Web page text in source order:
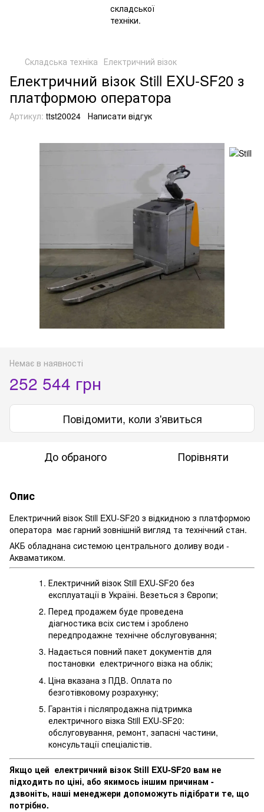
Складська техніка Електричний візок
Електричний візок Still EXU-SF20 з
платформою оператора
Артикул: ttst20024 Написати відгук
Немає в наявності
252 544 грн
Повідомити, коли з'явиться
До обраного Порівняти
Опис
Електричний візок Still EXU-SF20 з відкидною з платформою
оператора має гарний зовнішній вигляд та технічний стан.
АКБ обладнана системою центрального доливу води -
Акваматиком.
Електричний візок Still EXU-SF20 без
експлуатації в Україні. Везеться з Європи;
Перед продажем буде проведена
діагностика всіх систем і зроблено
передпродажне технічне обслуговування;
Надається повний пакет документів для
постановки електричного візка на облік;
Ціна вказана з ПДВ. Оплата по
безготівковому розрахунку;
Гарантія і післяпродажна підтримка
електричного візка Still EXU-SF20:
обслуговування, ремонт, запасні частини,
консультації спеціалістів.
Якщо цей електричний візок Still EXU-SF20 вам не
підходить по ціні, або якимось іншим причинам -
дзвоніть, наші менеджери допоможуть підібрати те, що
потрібно.